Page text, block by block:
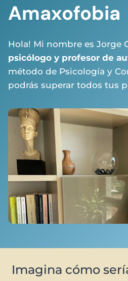
Amaxofobia
Hola! Mi nombre es Jorge
psicólogo y profesor de
método de Psicología y
podrás superar todos tus
Imagina cómo